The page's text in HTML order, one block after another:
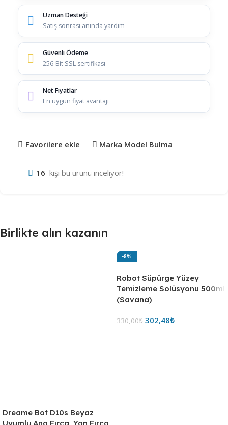
Uzman Desteği
Satış sonrası anında yardım
Güvenli Ödeme
256-Bit SSL sertifikası
Net Fiyatlar
En uygun fiyat avantajı
Favorilere ekle Marka Model Bulma
16 kişi bu ürünü inceliyor!
Birlikte alın kazanın
Dreame Bot D10s Beyaz
Uyumlu Ana Fırça, Yan Fırça,
-8%
Robot Süpürge Yüzey
Temizleme Solüsyonu 500ml
(Savana)
330,00₺ 302,48₺